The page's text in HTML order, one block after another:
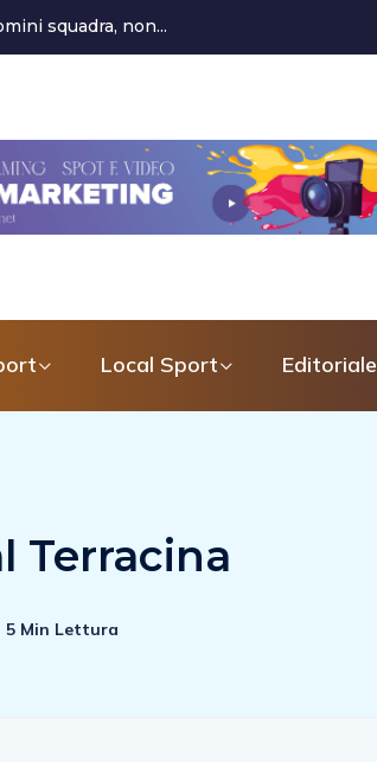
Local Sport Editoriale
Terracina
5 Min Lettura